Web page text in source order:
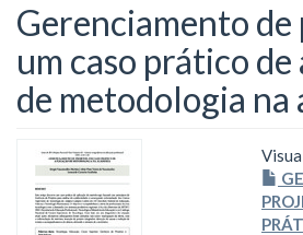
Gerenciamento de
um caso prático
de metodologia na